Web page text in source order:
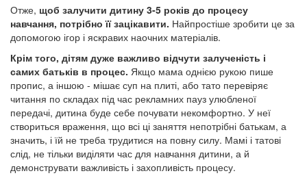
Отже, щоб залучити дитину 3-5 років до процесу
навчання, потрібно її зацікавити. Найпростіше зробити це за
допомогою ігор і яскравих наочних матеріалів.
Крім того, дітям дуже важливо відчути залученість і
самих батьків в процес. Якщо мама однією рукою пише
пропис, а іншою - мішає суп на плиті, або тато перевіряє
читання по складах під час рекламних пауз улюбленої
передачі, дитина буде себе почувати некомфортно. У неї
створиться враження, що всі ці заняття непотрібні батькам, а
значить, і їй не треба трудитися на повну силу. Мамі і татові
слід, не тільки виділяти час для навчання дитини, а й
демонструвати важливість і захопливість процесу.